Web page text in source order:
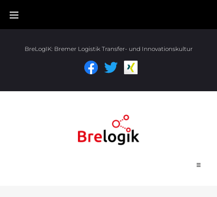
BreLogIK: Bremer Logistik Transfer- und Innovationskultur